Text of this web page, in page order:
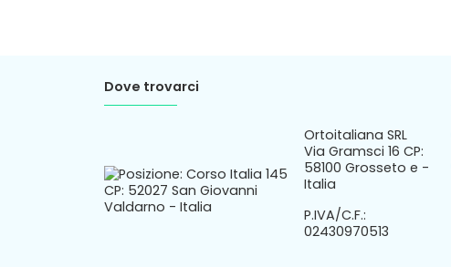
Dove trovarci
Ortoitaliana SRL
Via Gramsci 16 CP:
58100 Grosseto e -
Italia
P.IVA/C.F.:
02430970513